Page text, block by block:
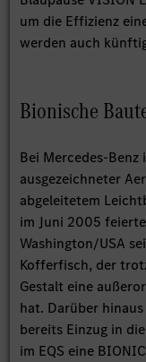
um die Effizienz
werden auch
Bionische
Bei Mercedes-
ausgezeichneter
abgeleitetem
im Juni 2005
Washington/USA
Kofferfisch, der
Gestalt eine
hat. Darüber
bereits Einzug in
im EQS eine